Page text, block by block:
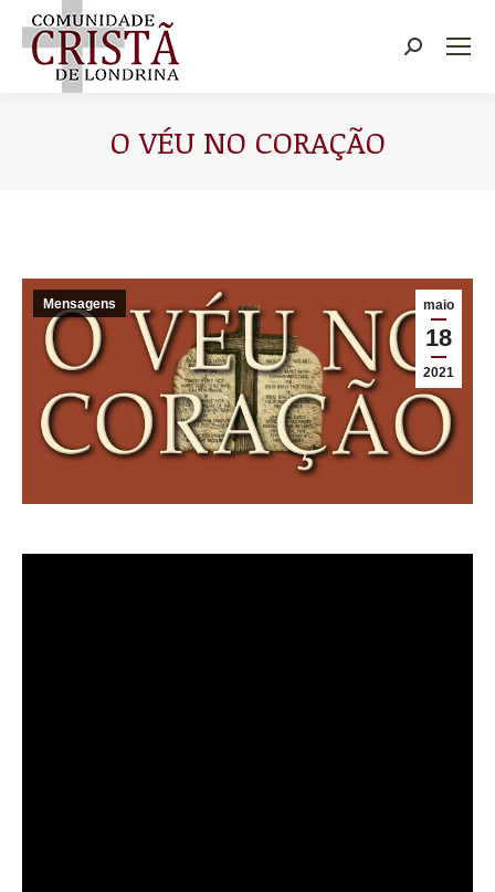
Buscar
O VÉU NO CORAÇÃO
maio
18
2021
Mensagens